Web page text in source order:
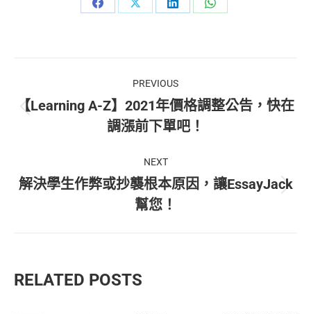
Share
Share
Share
Share
navigation
PREVIOUS
Previous
post:
【Learning A-Z】2021年價格調整公告，快在
調漲前下單吧！
NEXT
Next
post:
解決學生作弊或抄襲根本原因，讓EssayJack
幫您！
RELATED POSTS